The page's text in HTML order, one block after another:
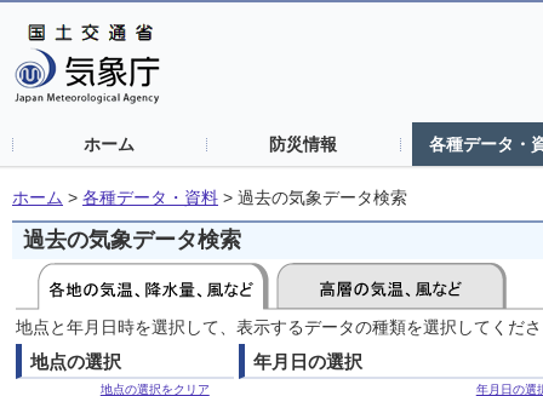
ホーム 防災情報 各種データ・
ホーム > 各種データ・資料 > 過去の気象データ検索
過去の気象データ検索
地点と年月日時を選択して、表示するデータの種類を選択してくだ
地点の選択
地点の選択をクリア
年月日の選択
年月日の選